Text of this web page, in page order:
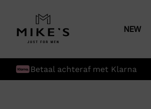
NEW
Betaal achteraf met Klarna